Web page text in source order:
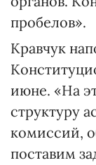
пробелов».
Кравчук
июне. «На
структуру
комиссий,
поставим